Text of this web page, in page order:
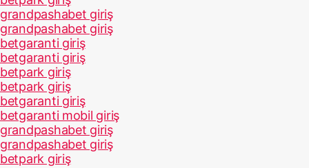
grandpashabet giriş
grandpashabet giriş
betgaranti giriş
betgaranti giriş
betpark giriş
betpark giriş
betgaranti giriş
betgaranti mobil giriş
grandpashabet giriş
grandpashabet giriş
betpark giriş